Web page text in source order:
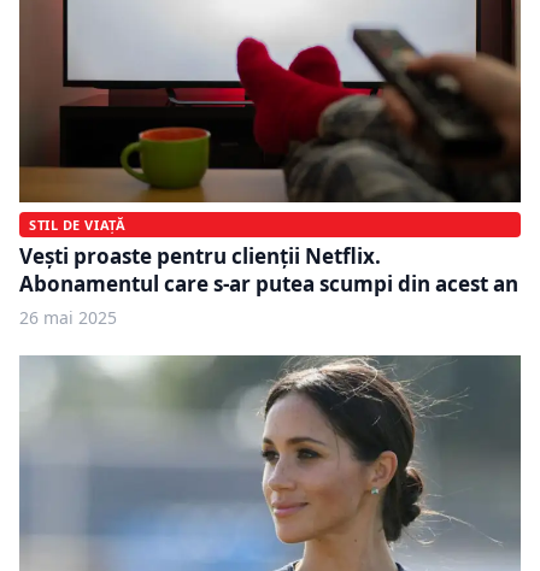
STIL DE VIAȚĂ
Vești proaste pentru clienții Netflix.
Abonamentul care s-ar putea scumpi din acest an
26 mai 2025